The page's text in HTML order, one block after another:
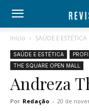
Início SAÚDE E ESTÉTICA
SAÚDE E ESTÉTICA
THE SQUARE OPEN MALL
Andreza
Por Redação - 20 de